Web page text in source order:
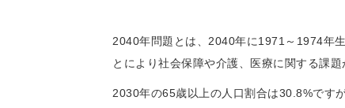
2040年問題とは、2040年に1971～1974年
とにより社会保障や介護、医療に関する課題
2030年の65歳以上の人口割合は30.8%です